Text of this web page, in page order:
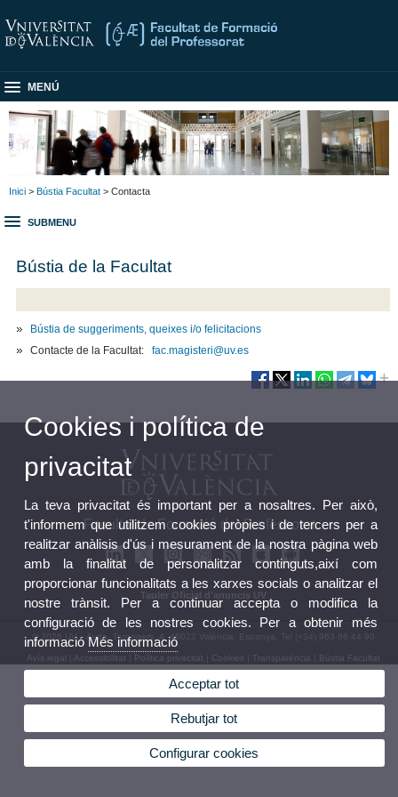
MENÚ
Inici > Bústia Facultat > Contacta
SUBMENU
Bústia de la Facultat
Bústia de suggeriments, queixes i/o felicitacions
Contacte de la Facultat:fac.magisteri@uv.es
Facultat de Formació del Professorat
Tauler Oficial d'anuncis UV
© 2026 UV. - Avda. Tarongers, 4. 46022 València. Espanya. Tel (+34) 963 86 44 90
Avís legal Accessibilitat Política privacitat Cookies Transparència Bústia Facultat
Cookies i política de
privacitat
La teva privacitat és important per a nosaltres. Per això,
t'informem que utilitzem cookies pròpies i de tercers per a
realitzar anàlisis d'ús i mesurament de la nostra pàgina web
amb la finalitat de personalitzar continguts,així com
proporcionar funcionalitats a les xarxes socials o analitzar el
nostre trànsit. Per a continuar accepta o modifica la
configuració de les nostres cookies. Per a obtenir més
informació Més informació
Acceptar tot
Rebutjar tot
Configurar cookies